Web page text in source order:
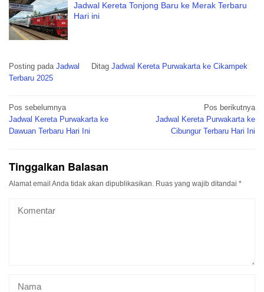
Jadwal Kereta Tonjong Baru ke Merak Terbaru
Hari ini
Posting pada Jadwal Ditag Jadwal Kereta Purwakarta ke Cikampek
Terbaru 2025
Navigasi
pos
Pos sebelumnya
Jadwal Kereta Purwakarta ke
Dawuan Terbaru Hari Ini
Pos berikutnya
Jadwal Kereta Purwakarta ke
Cibungur Terbaru Hari Ini
Tinggalkan Balasan
Alamat email Anda tidak akan dipublikasikan. Ruas yang wajib ditandai *